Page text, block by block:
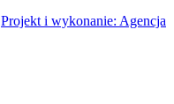
Projekt i wykonanie: Agencja